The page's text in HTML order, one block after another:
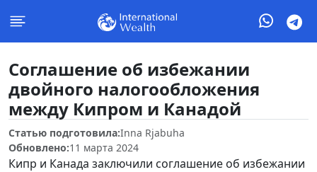
Соглашение об избежании
двойного налогообложения
между Кипром и Канадой
Статью подготовила:Inna Rjabuha
Обновлено:11 марта 2024
Кипр и Канада заключили соглашение об избежании